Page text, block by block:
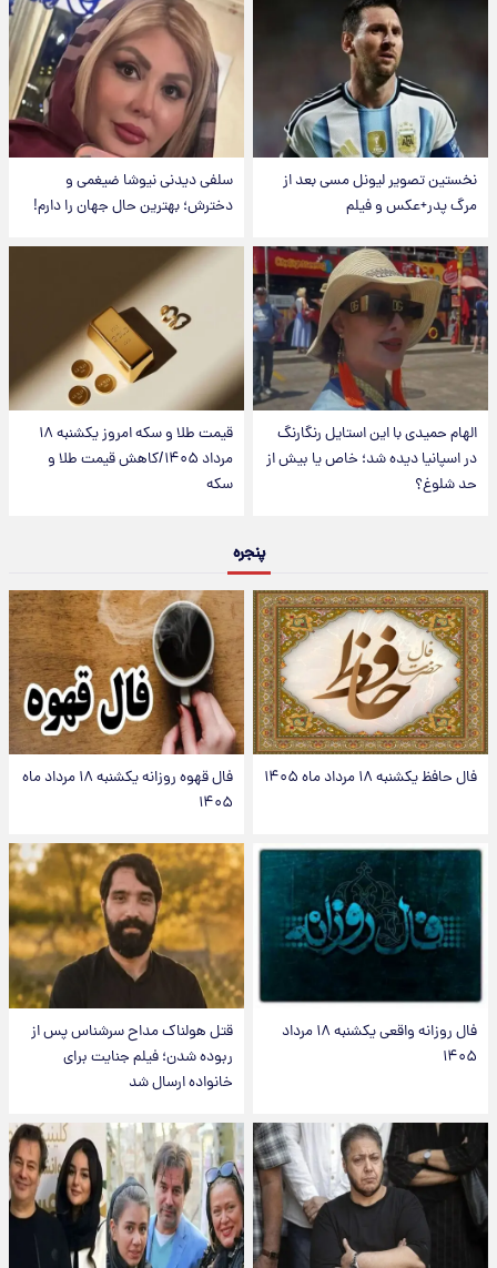
نخستین تصویر لیونل مسی بعد از
مرگ پدر+عکس و فیلم
سلفی دیدنی نیوشا ضیغمی و
دخترش؛ بهترین حال جهان را دارم!
الهام حمیدی با این استایل رنگارنگ
در اسپانیا دیده شد؛ خاص یا بیش از
حد شلوغ؟
قیمت طلا و سکه امروز یکشنبه ۱۸
مرداد ۱۴۰۵/کاهش قیمت طلا و
سکه
پنجره
فال حافظ یکشنبه ۱۸ مرداد ماه ۱۴۰۵
فال قهوه روزانه یکشنبه ۱۸ مرداد ماه
۱۴۰۵
فال روزانه واقعی یکشنبه ۱۸ مرداد
۱۴۰۵
قتل هولناک مداح سرشناس پس از
ربوده شدن؛ فیلم جنایت برای
خانواده ارسال شد